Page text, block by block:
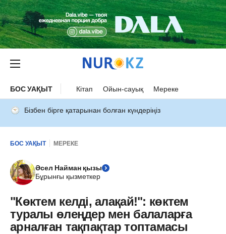
БОС УАҚЫТ Кітап Ойын-сауық Мереке
Бізбен бірге қатарынан болған күндеріңіз
БОС УАҚЫТ МЕРЕКЕ
Әсел Найман қызы
Бұрынғы қызметкер
"Көктем келді, алақай!": көктем
туралы өлеңдер мен балаларға
арналған тақпақтар топтамасы